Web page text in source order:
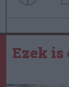
Ezek